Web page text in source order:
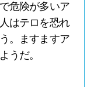
危険が多いア
はテロを恐れ
。ますますア
うだ。